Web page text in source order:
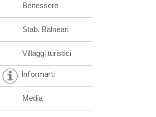
Benessere
Stab. Balneari
Villaggi turistici
Informarti
Media